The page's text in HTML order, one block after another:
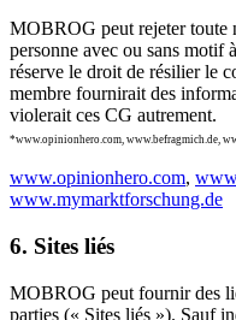
MOBROG peut rejeter toute
personne avec ou sans motif
réserve le droit de résilier le
membre fournirait des
violerait ces CG autrement.
*www.opinionhero.com, www.befragmich.de,
www.opinionhero.com,
www.mymarktforschung.de
6. Sites liés
MOBROG peut fournir des
parties (« Sites liés »). Sauf